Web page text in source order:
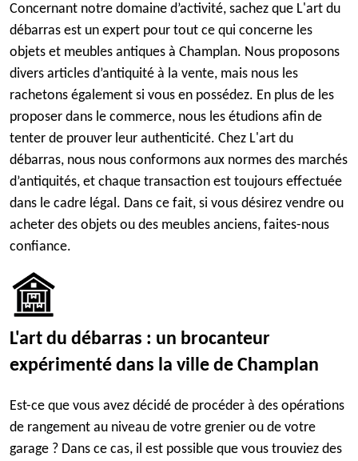
Concernant notre domaine d’activité, sachez que L'art du
débarras est un expert pour tout ce qui concerne les
objets et meubles antiques à Champlan. Nous proposons
divers articles d’antiquité à la vente, mais nous les
rachetons également si vous en possédez. En plus de les
proposer dans le commerce, nous les étudions afin de
tenter de prouver leur authenticité. Chez L'art du
débarras, nous nous conformons aux normes des marchés
d’antiquités, et chaque transaction est toujours effectuée
dans le cadre légal. Dans ce fait, si vous désirez vendre ou
acheter des objets ou des meubles anciens, faites-nous
confiance.
L'art du débarras : un brocanteur
expérimenté dans la ville de Champlan
Est-ce que vous avez décidé de procéder à des opérations
de rangement au niveau de votre grenier ou de votre
garage ? Dans ce cas, il est possible que vous trouviez des